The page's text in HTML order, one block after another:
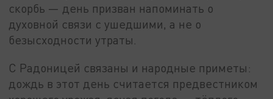
скорбь — день призван напоминать о
духовной связи с ушедшими, а не о
безысходности утраты.
С Радоницей связаны и народные приметы:
дождь в этот день считается предвестником